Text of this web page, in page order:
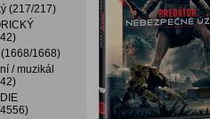
(217/217)
1668)
/ muzikál